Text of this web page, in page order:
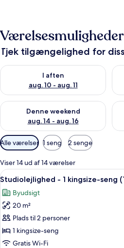
Værelsesmuligheder
Tjek tilgængelighed for
I aften
aug. 10 - aug. 11
Tjek tilgængelighed for i aften aug.
Denne weekend
aug. 14 - aug. 16
Tjek tilgængelighed for denne
Tilgængelige
filtre
for
værelser
Alle værelser 1 seng 2 senge
Viser 14 ud af 14 værelser
Indlæs
alle
billeder
af
Studiolejlighed
-
1
Et
11
Studiolejlighed - 1 kingsize-seng
Byudsigt
20 m²
Plads til 2 personer
1 kingsize-seng
Gratis Wi-Fi